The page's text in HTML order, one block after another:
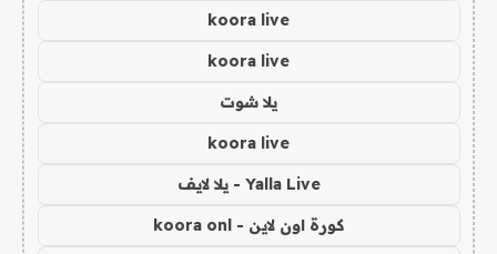
koora live
koora live
يلا شوت
koora live
Yalla Live - يلا لايف
كورة اون لاين - koora onl